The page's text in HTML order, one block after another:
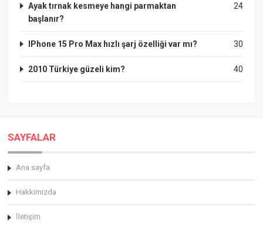
24
Ayak tırnak kesmeye hangi parmaktan
başlanır?
30
IPhone 15 Pro Max hızlı şarj özelliği var mı?
40
2010 Türkiye güzeli kim?
SAYFALAR
Ana sayfa
Hakkimizda
İletişim